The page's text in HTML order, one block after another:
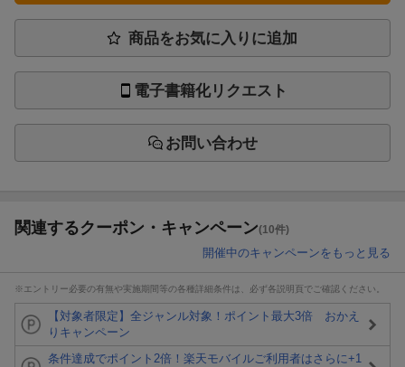
商品をお気に入りに追加
電子書籍化リクエスト
お問い合わせ
関連するクーポン・キャンペーン(10件)
開催中のキャンペーンをもっと見る
※エントリー必要の有無や実施期間等の各種詳細条件は、必ず各説明頁でご確認ください。
【対象者限定】全ジャンル対象！ポイント最大3倍 おかえ
りキャンペーン
条件達成でポイント2倍！楽天モバイルご利用者はさらに+1